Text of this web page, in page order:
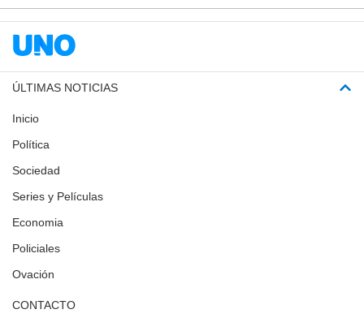
ÚLTIMAS NOTICIAS
Inicio
Política
Sociedad
Series y Películas
Economia
Policiales
Ovación
CONTACTO